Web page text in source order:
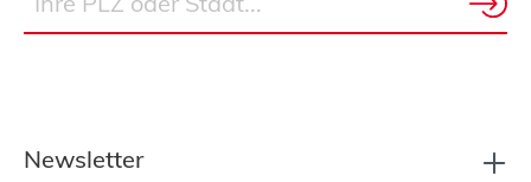
Newsletter